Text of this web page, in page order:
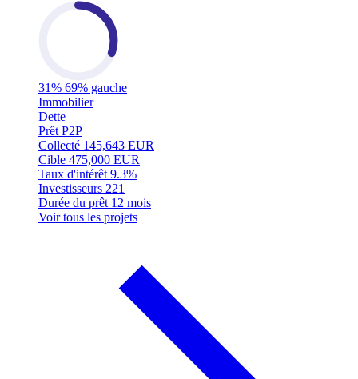
31% 69% gauche
Immobilier
Dette
Prêt P2P
Collecté 145,643 EUR
Cible 475,000 EUR
Taux d'intérêt 9.3%
Investisseurs 221
Durée du prêt 12 mois
Voir tous les projets